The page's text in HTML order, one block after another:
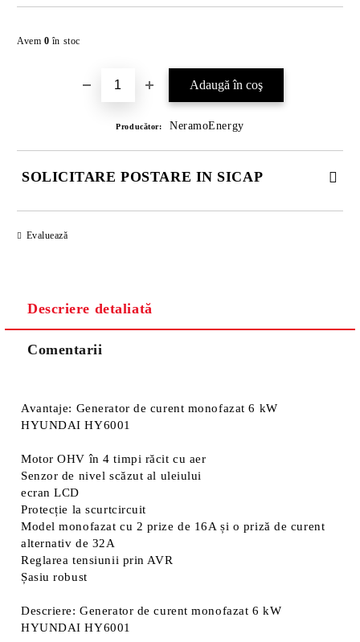
Avem 0 în stoc
Producător: NeramoEnergy
SOLICITARE POSTARE IN SICAP
Evaluează
Descriere detaliată
Comentarii
Avantaje: Generator de curent monofazat 6 kW
HYUNDAI HY6001
Motor OHV în 4 timpi răcit cu aer
Senzor de nivel scăzut al uleiului
ecran LCD
Protecție la scurtcircuit
Model monofazat cu 2 prize de 16A și o priză de curent
alternativ de 32A
Reglarea tensiunii prin AVR
Șasiu robust
Descriere: Generator de curent monofazat 6 kW
HYUNDAI HY6001